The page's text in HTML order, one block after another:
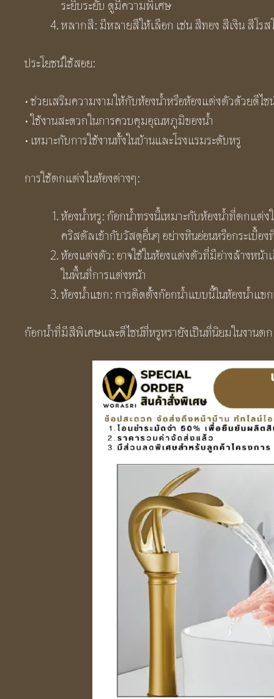
ระยิบระยับ ดูมีความพิเศษ
หลากสี: มีหลายสีให้เลือก เช่น สีทอง สีเงิน สีโร
ประโยชน์ใช้สอย:
• ช่วยเสริมความงามให้กับห้องน้ำหรือห้องแต่งตัวด้วยดีไซ
• ใช้งานสะดวกในการควบคุมอุณหภูมิของน้ำ
• เหมาะกับการใช้งานทั้งในบ้านและโรงแรมระดับหรู
การใช้ตกแต่งในห้องต่างๆ:
ห้องน้ำหรู: ก๊อกน้ำทรงนี้เหมาะกับห้องน้ำที่ตกแ
คริสตัลเข้ากับวัสดุอื่นๆ อย่างหินอ่อนหรือกระเบื้
ห้องแต่งตัว: อาจใช้ในห้องแต่งตัวที่มีอ่างล้างหน้
ในพื้นที่การแต่งหน้า
ห้องน้ำแขก: การติดตั้งก๊อกน้ำแบบนี้ในห้องน้ำแข
ก๊อกน้ำที่มีสีพิเศษและดีไซน์ที่หรูหรายังเป็นที่นิยมในงานต